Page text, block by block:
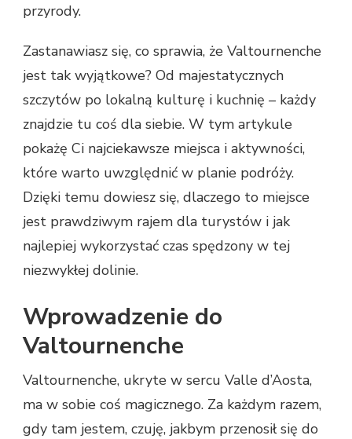
przyrody.
Zastanawiasz się, co sprawia, że Valtournenche
jest tak wyjątkowe? Od majestatycznych
szczytów po lokalną kulturę i kuchnię – każdy
znajdzie tu coś dla siebie. W tym artykule
pokażę Ci najciekawsze miejsca i aktywności,
które warto uwzględnić w planie podróży.
Dzięki temu dowiesz się, dlaczego to miejsce
jest prawdziwym rajem dla turystów i jak
najlepiej wykorzystać czas spędzony w tej
niezwykłej dolinie.
Wprowadzenie do
Valtournenche
Valtournenche, ukryte w sercu Valle d’Aosta,
ma w sobie coś magicznego. Za każdym razem,
gdy tam jestem, czuję, jakbym przenosił się do